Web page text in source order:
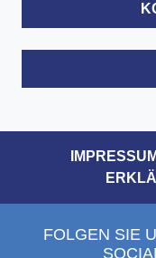
IMPRESSUM
FOLGEN SIE